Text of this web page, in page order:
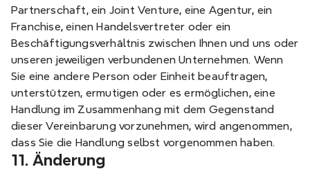
Partnerschaft, ein Joint Venture, eine Agentur, ein
Franchise, einen Handelsvertreter oder ein
Beschäftigungsverhältnis zwischen Ihnen und uns oder
unseren jeweiligen verbundenen Unternehmen. Wenn
Sie eine andere Person oder Einheit beauftragen,
unterstützen, ermutigen oder es ermöglichen, eine
Handlung im Zusammenhang mit dem Gegenstand
dieser Vereinbarung vorzunehmen, wird angenommen,
dass Sie die Handlung selbst vorgenommen haben.
11. Änderung